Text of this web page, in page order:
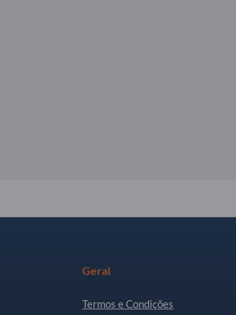
Geral
Termos e Condições